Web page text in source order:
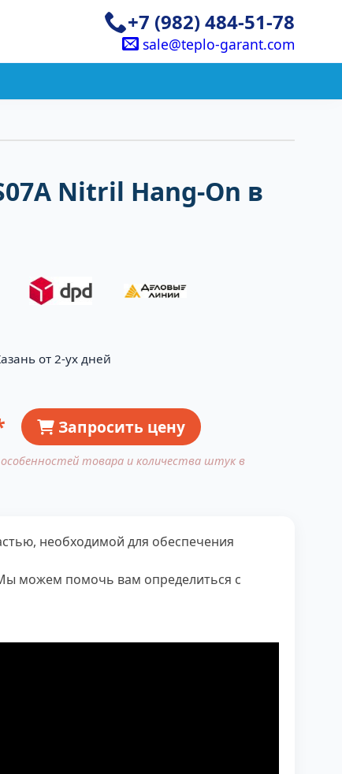
+7 (982) 484-51-78
sale@teplo-garant.com
Nitril Hang-On в
от 2-ух дней
Запросить цену
товара и количества штук в
необходимой для обеспечения
можем помочь вам определиться с